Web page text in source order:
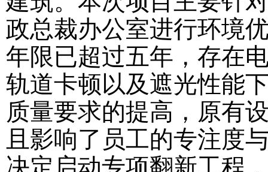
政总裁办公室进行环境
年限已超过五年，存在
轨道卡顿以及遮光性能
质量要求的提高，原有
且影响了员工的专注度